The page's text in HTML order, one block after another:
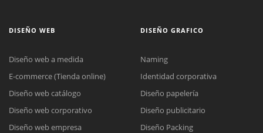
DISEÑO WEB
Diseño web a medida
E-commerce (Tienda online)
Diseño web catálogo
Diseño web corporativo
Diseño web empresa
DISEÑO GRAFICO
Naming
Identidad corporativa
Diseño papelería
Diseño publicitario
Diseño Packing